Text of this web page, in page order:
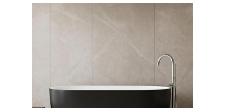
وان فری استندینگ لونا بیرون
مشکی